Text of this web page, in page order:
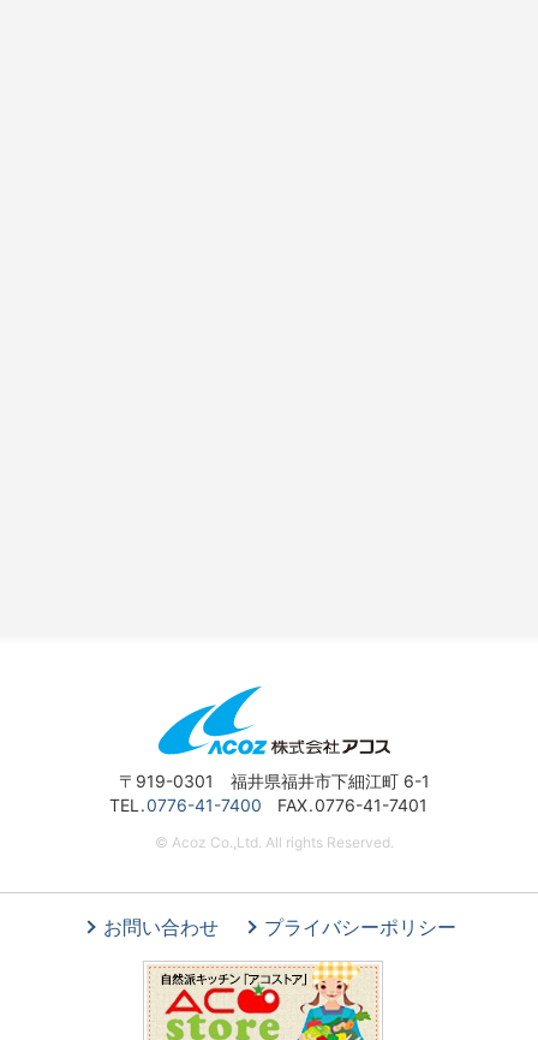
〒919-0301 福井県福井市下細江町 6-1
TEL
0776-41-7400 FAX 0776-41-7401
© Acoz Co.,Ltd. All rights Reserved.
お問い合わせ プライバシーポリシー